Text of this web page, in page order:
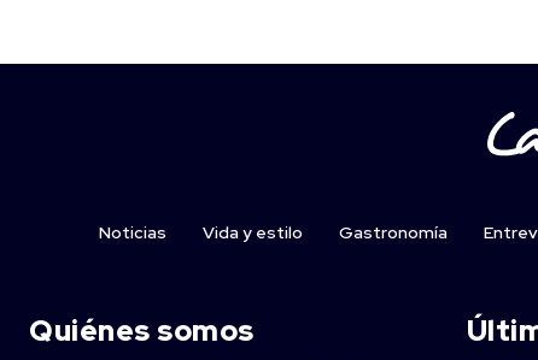
Noticias Vida y estilo Gastronomía
Quiénes somos